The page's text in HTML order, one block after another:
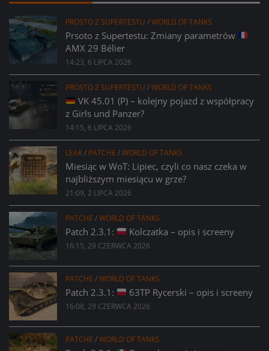
PROSTO Z SUPERTESTU /WORLD OF TANKS
Prsoto z Supertestu: Zmiany parametrów
AMX 29 Bélier
14:23, 6 LIPCA 2026
PROSTO Z SUPERTESTU /WORLD OF TANKS
VK 45.01 (P) – kolejny pojazd z współpracy
z Girls und Panzer?
14:15, 6 LIPCA 2026
LEAK/ PATCHE /WORLD OF TANKS
Miesiąc w WoT: Lipiec, czyli co nasz czeka w
najbliższym miesiącu w grze?
21:09, 2 LIPCA 2026
PATCHE /WORLD OF TANKS
Patch 2.3.1: Kolczatka – opis i screeny
16:15, 29 CZERWCA 2026
PATCHE /WORLD OF TANKS
Patch 2.3.1: 63TP Rycerski – opis i screeny
16:08, 29 CZERWCA 2026
PATCHE /WORLD OF TANKS